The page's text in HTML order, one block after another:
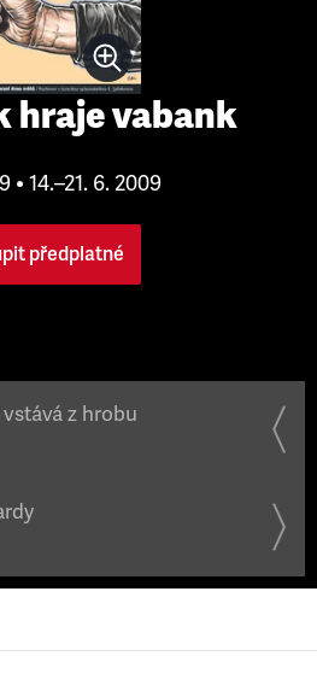
• 14.–21. 6. 2009
hraje vabank
předplatné
z hrobu